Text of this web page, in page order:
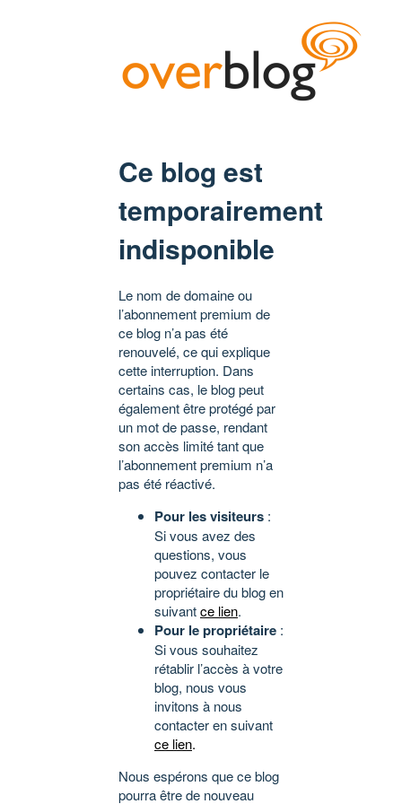
Ce blog est
temporairement
indisponible
Le nom de domaine ou
l’abonnement premium de
ce blog n’a pas été
renouvelé, ce qui explique
cette interruption. Dans
certains cas, le blog peut
également être protégé par
un mot de passe, rendant
son accès limité tant que
l’abonnement premium n’a
pas été réactivé.
Pour les visiteurs :
Si vous avez des
questions, vous
pouvez contacter le
propriétaire du blog en
suivantce lien.
Pour le propriétaire :
Si vous souhaitez
rétablir l’accès à votre
blog, nous vous
invitons à nous
contacter en suivant
ce lien.
Nous espérons que ce blog
pourra être de nouveau